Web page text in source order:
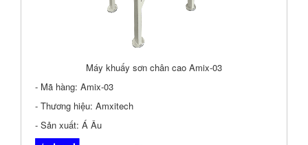
Máy khuấy sơn chân cao Amix-03
- Mã hàng: Amix-03
- Thương hiệu: Amxitech
- Sản xuất: Á Âu